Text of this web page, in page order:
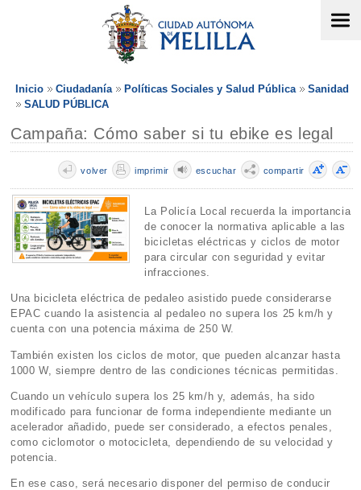
Inicio Ciudadanía Políticas Sociales y Salud Pública
Sanidad
SALUD PÚBLICA
Campaña: Cómo saber si tu ebike es legal
compartir
escuchar
imprimir
volver
La Policía Local recuerda la importancia
de conocer la normativa aplicable a las
bicicletas eléctricas y ciclos de motor
para circular con seguridad y evitar
infracciones.
Una bicicleta eléctrica de pedaleo asistido puede considerarse
EPAC cuando la asistencia al pedaleo no supera los 25 km/h y
cuenta con una potencia máxima de 250 W.
También existen los ciclos de motor, que pueden alcanzar hasta
1000 W, siempre dentro de las condiciones técnicas permitidas.
Cuando un vehículo supera los 25 km/h y, además, ha sido
modificado para funcionar de forma independiente mediante un
acelerador añadido, puede ser considerado, a efectos penales,
como ciclomotor o motocicleta, dependiendo de su velocidad y
potencia.
En ese caso, será necesario disponer del permiso de conducir